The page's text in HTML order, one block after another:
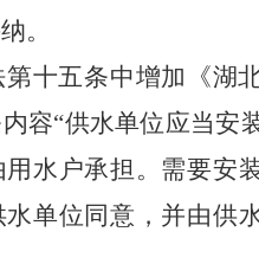
。
第十五条中增加《湖
容“供水单位应当安
水户承担。需要安
单位同意，并由供